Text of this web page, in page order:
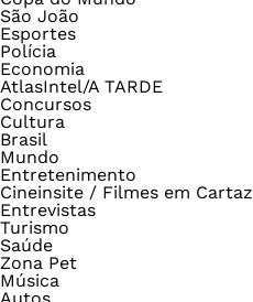
São João
Esportes
Polícia
Economia
AtlasIntel/A TARDE
Concursos
Cultura
Brasil
Mundo
Entretenimento
Cineinsite / Filmes em Cartaz
Entrevistas
Turismo
Saúde
Zona Pet
Música